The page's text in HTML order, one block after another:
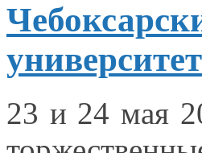
23 и 24 мая